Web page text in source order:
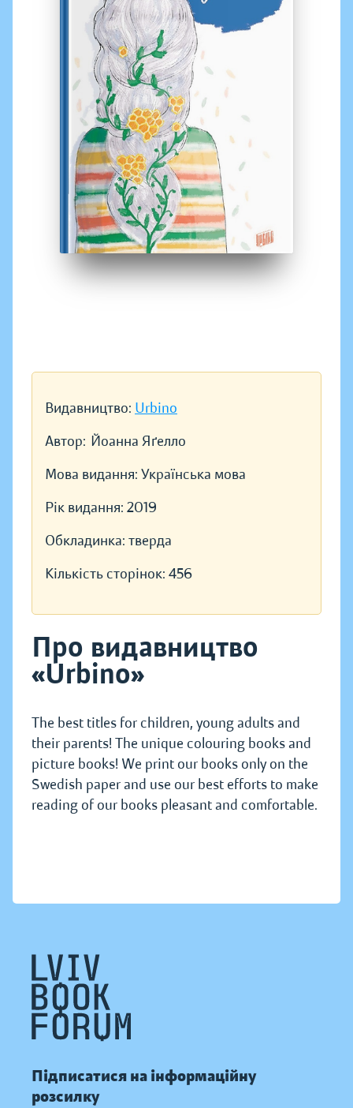
Видавництво: Urbino
Автор: Йоанна Яґелло
Мова видання: Українська мова
Рік видання: 2019
Обкладинка: тверда
Кількість сторінок: 456
Про видавництво
«Urbino»
The best titles for children, young adults and
their parents! The unique colouring books and
picture books! We print our books only on the
Swedish paper and use our best efforts to make
reading of our books pleasant and comfortable.
Підписатися на інформаційну
розсилку